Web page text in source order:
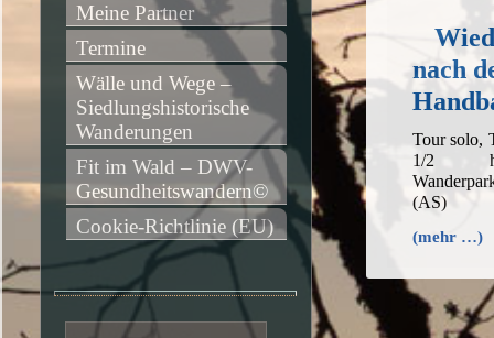
nach
Tour solo,
1/2 h,
(AS)
(mehr …)
Meine Partner
Termine
Wälle und Wege –
Siedlungshistorische
Wanderungen
Fit im Wald – DWV-
Gesundheitswandern©
Cookie-Richtlinie (EU)